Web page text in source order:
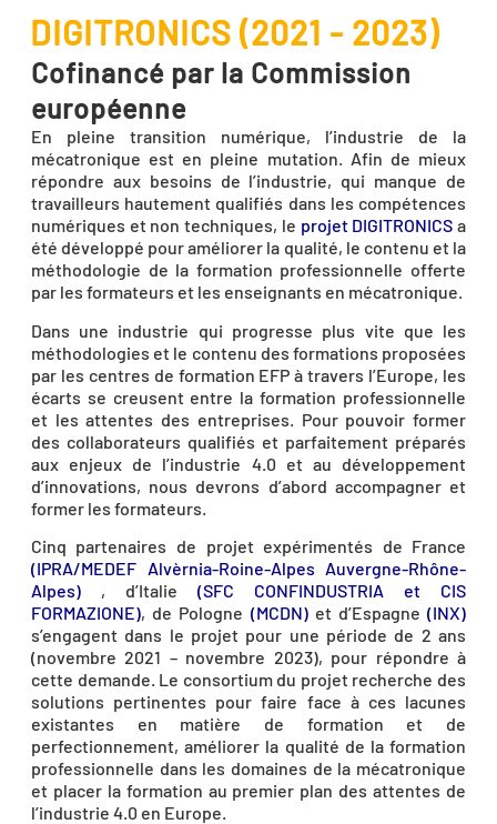
DIGITRONICS (2021 - 2023)
Cofinancé par la Commission
européenne
En pleine transition numérique, l’industrie de la
mécatronique est en pleine mutation. Afin de mieux
répondre aux besoins de l’industrie, qui manque de
travailleurs hautement qualifiés dans les compétences
numériques et non techniques, le projet DIGITRONICS a
été développé pour améliorer la qualité, le contenu et la
méthodologie de la formation professionnelle offerte
par les formateurs et les enseignants en mécatronique.
Dans une industrie qui progresse plus vite que les
méthodologies et le contenu des formations proposées
par les centres de formation EFP à travers l’Europe, les
écarts se creusent entre la formation professionnelle
et les attentes des entreprises. Pour pouvoir former
des collaborateurs qualifiés et parfaitement préparés
aux enjeux de l’industrie 4.0 et au développement
d’innovations, nous devrons d’abord accompagner et
former les formateurs.
Cinq partenaires de projet expérimentés de France
(IPRA/MEDEF Alvèrnia-Roine-Alpes Auvergne-Rhône-
Alpes), d’Italie (SFC CONFINDUSTRIA et CIS
FORMAZIONE), de Pologne (MCDN)et d’Espagne(INX)
s’engagent dans le projet pour une période de 2 ans
(novembre 2021 – novembre 2023), pour répondre à
cette demande. Le consortium du projet recherche des
solutions pertinentes pour faire face à ces lacunes
existantes en matière de formation et de
perfectionnement, améliorer la qualité de la formation
professionnelle dans les domaines de la mécatronique
et placer la formation au premier plan des attentes de
l’industrie 4.0 en Europe.